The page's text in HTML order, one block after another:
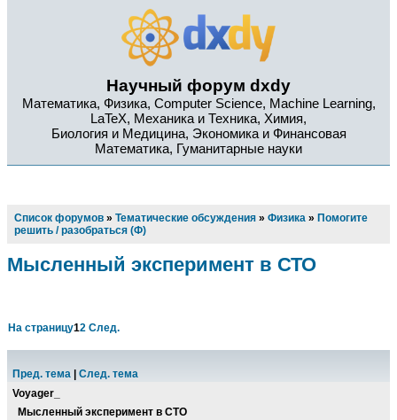
Научный форум dxdy
Математика, Физика, Computer Science, Machine Learning,
LaTeX, Механика и Техника, Химия,
Биология и Медицина, Экономика и Финансовая
Математика, Гуманитарные науки
Список форумов » Тематические обсуждения » Физика » Помогите
решить / разобраться (Ф)
Мысленный эксперимент в СТО
На страницу12 След.
Пред. тема
След. тема
Voyager_
Мысленный эксперимент в СТО